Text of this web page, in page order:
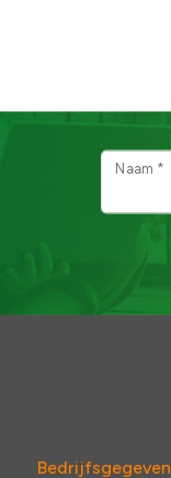
Naam *